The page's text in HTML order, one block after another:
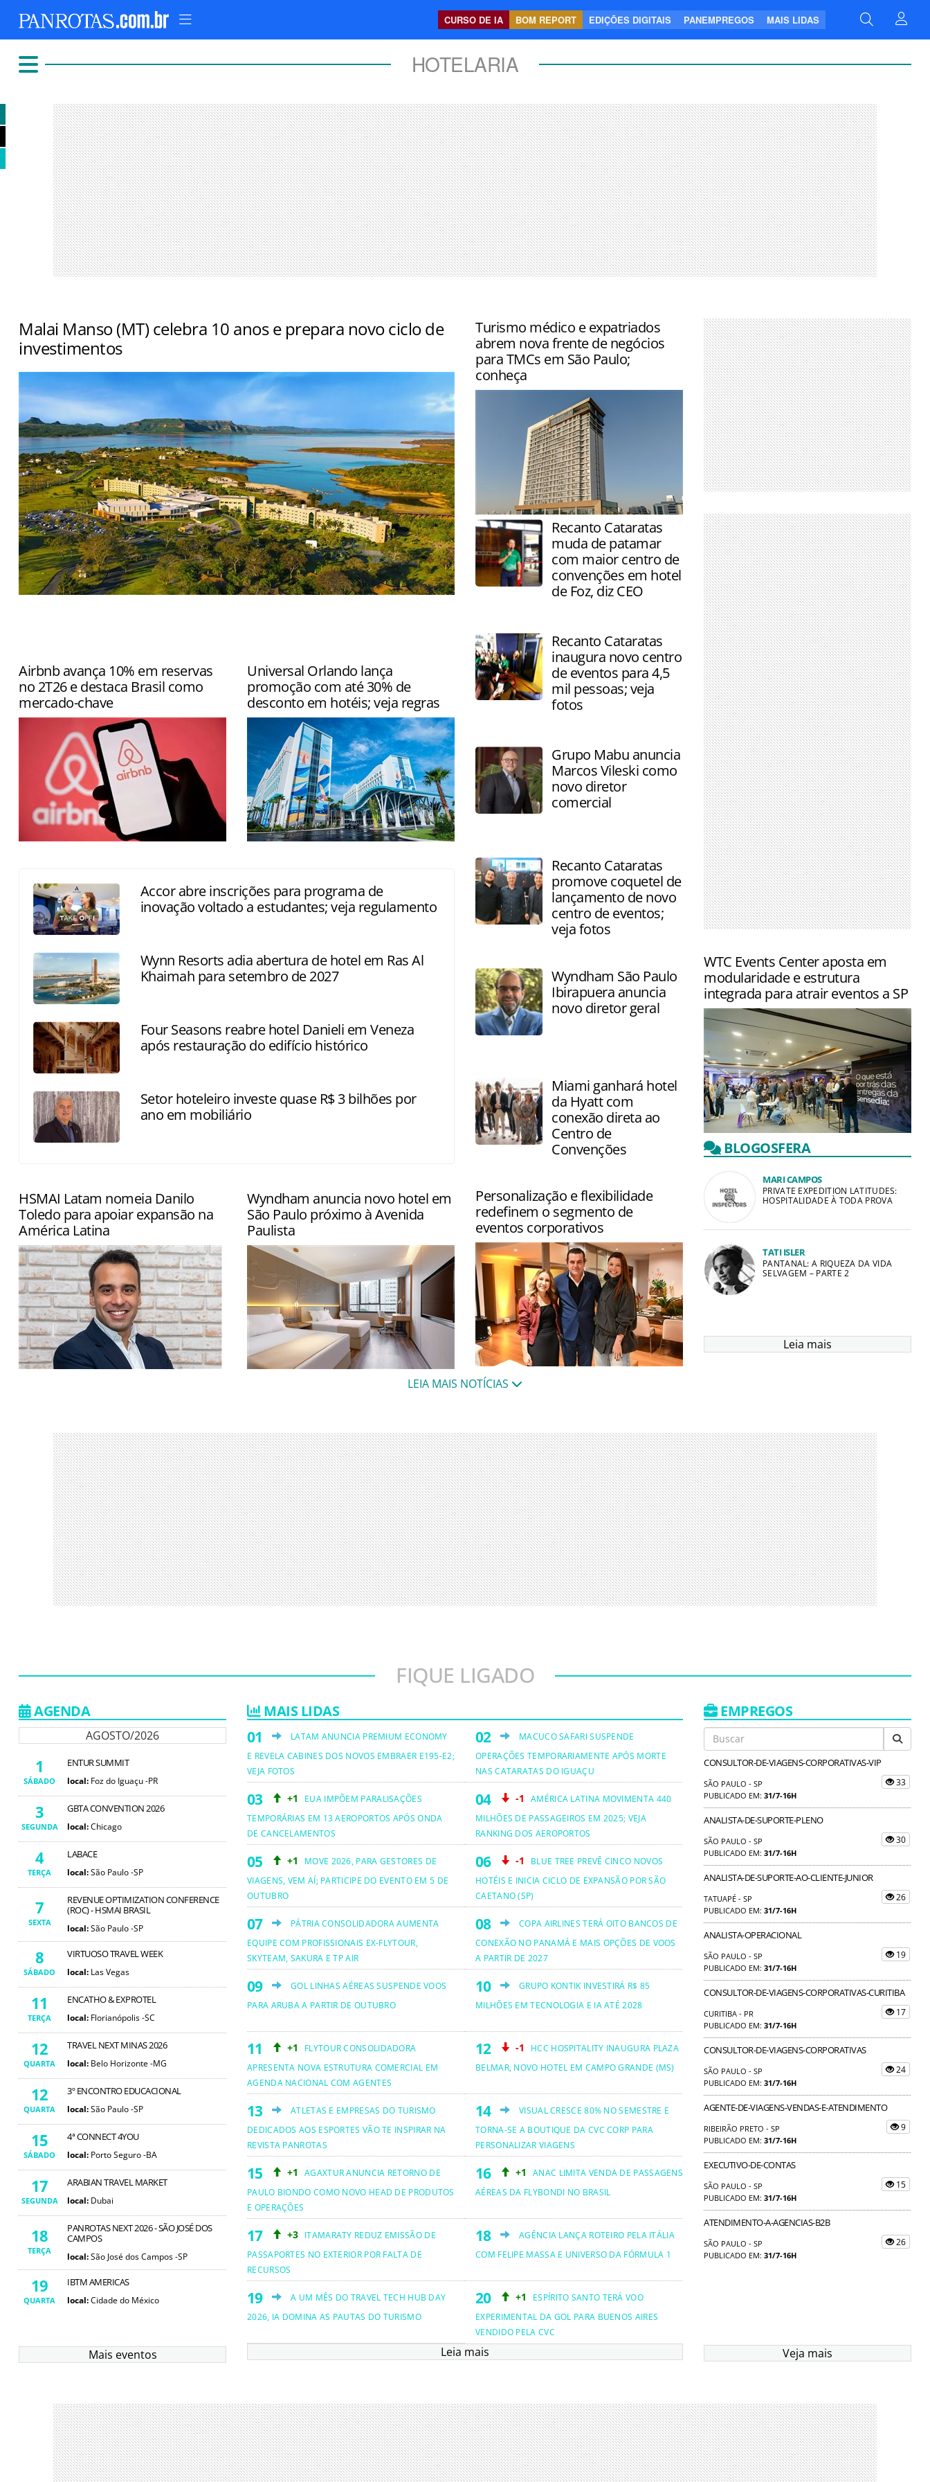
CURSO DE IA BOM REPORT EDIÇÕES DIGITAIS PANEMPREGOS MAIS LIDAS
HOTELARIA
FIQUE LIGADO
Malai Manso (MT) celebra 10 anos e prepara novo ciclo de
investimentos
Empreendimento atingiu 1,1 milhão de hóspedes e anunciou expansão do centro
de convenções
Turismo médico e expatriados
abrem nova frente de negócios
para TMCs em São Paulo;
conheça
TMCs e agências especializadas já são
responsáveis por uma parcela
importante da demanda por hospeda…
Recanto Cataratas
muda de patamar
com maior centro de
convenções em hotel
de Foz, diz CEO
Recanto Cataratas
inaugura novo centro
de eventos para 4,5
mil pessoas; veja
fotos
Airbnb avança 10% em reservas
no 2T26 e destaca Brasil como
mercado-chave
alcançando 148,3 milhões
Universal Orlando lança
promoção com até 30% de
desconto em hotéis; veja regras
Grupo Mabu anuncia
Marcos Vileski como
novo diretor
comercial
Recanto Cataratas
promove coquetel de
lançamento de novo
centro de eventos;
veja fotos
Accor abre inscrições para programa de
inovação voltado a estudantes; veja regulamento
Wynn Resorts adia abertura de hotel em Ras Al
Khaimah para setembro de 2027
Four Seasons reabre hotel Danieli em Veneza
após restauração do edifício histórico
Setor hoteleiro investe quase R$ 3 bilhões por
ano em mobiliário
WTC Events Center aposta em
modularidade e estrutura
integrada para atrair eventos a SP
Complexo na Zona Sul de São Paulo
reúne centro de eventos, hotel
Wyndham São Paulo
Ibirapuera anuncia
novo diretor geral
Miami ganhará hotel
da Hyatt com
conexão direta ao
Centro de
Convenções
BLOGOSFERA
MARI CAMPOS
PRIVATE EXPEDITION LATITUDES:
HOSPITALIDADE À TODA PROVA
TATI ISLER
PANTANAL: A RIQUEZA DA VIDA
SELVAGEM – PARTE 2
Leia mais
Personalização e flexibilidade
redefinem o segmento de
eventos corporativos
Debate promovido pelo Tivoli Mofarrej
discutiu tendências que já
HSMAI Latam nomeia Danilo
Toledo para apoiar expansão na
América Latina
Wyndham anuncia novo hotel em
São Paulo próximo à Avenida
Paulista
Empreendimento na região central da
cidade conta com estrutura para
LEIA MAIS NOTÍCIAS
FIQUE LIGADO
AGENDA
AGOSTO/2026
1
SÁBADO
ENTUR SUMMIT
local: Foz do Iguaçu -PR
3
SEGUNDA
GBTA CONVENTION 2026
local:Chicago
4
TERÇA
LABACE
local:São Paulo -SP
7
SEXTA
REVENUE OPTIMIZATION CONFERENCE
(ROC) - HSMAI BRASIL
local:São Paulo -SP
8
SÁBADO
VIRTUOSO TRAVEL WEEK
local: Las Vegas
11
TERÇA
ENCATHO & EXPROTEL
local: Florianópolis -SC
12
QUARTA
TRAVEL NEXT MINAS 2026
local: Belo Horizonte -MG
12
QUARTA
3º ENCONTRO EDUCACIONAL
local:São Paulo -SP
15
SÁBADO
4ª CONNECT 4YOU
local: Porto Seguro -BA
17
SEGUNDA
ARABIAN TRAVEL MARKET
local: Dubai
18
TERÇA
PANROTAS NEXT 2026 - SÃO JOSÉ DOS
CAMPOS
local:São José dos Campos -SP
19
QUARTA
IBTM AMERICAS
local:Cidade do México
Mais eventos
MAIS LIDAS
LATAM ANUNCIA PREMIUM ECONOMY
E REVELA CABINES DOS NOVOS EMBRAER E195-E2;
VEJA FOTOS
MACUCO SAFARI SUSPENDE
OPERAÇÕES TEMPORARIAMENTE APÓS MORTE
NAS CATARATAS DO IGUAÇU
+1
EUA IMPÕEM PARALISAÇÕES
TEMPORÁRIAS EM 13 AEROPORTOS APÓS ONDA
DE CANCELAMENTOS
-1
AMÉRICA LATINA MOVIMENTA 440
MILHÕES DE PASSAGEIROS EM 2025; VEJA
RANKING DOS AEROPORTOS
+1
MOVE 2026, PARA GESTORES DE
VIAGENS, VEM AÍ; PARTICIPE DO EVENTO EM 5 DE
OUTUBRO
-1
BLUE TREE PREVÊ CINCO NOVOS
HOTÉIS E INICIA CICLO DE EXPANSÃO POR SÃO
CAETANO (SP)
PÁTRIA CONSOLIDADORA AUMENTA
EQUIPE COM PROFISSIONAIS EX-FLYTOUR,
SKYTEAM, SAKURA E TP AIR
COPA AIRLINES TERÁ OITO BANCOS DE
CONEXÃO NO PANAMÁ E MAIS OPÇÕES DE VOOS
A PARTIR DE 2027
GOL LINHAS AÉREAS SUSPENDE VOOS
PARA ARUBA A PARTIR DE OUTUBRO
GRUPO KONTIK INVESTIRÁ R$ 85
MILHÕES EM TECNOLOGIA E IA ATÉ 2028
+1
FLYTOUR CONSOLIDADORA
APRESENTA NOVA ESTRUTURA COMERCIAL EM
AGENDA NACIONAL COM AGENTES
-1
HCC HOSPITALITY INAUGURA PLAZA
BELMAR, NOVO HOTEL EM CAMPO GRANDE (MS)
ATLETAS E EMPRESAS DO TURISMO
DEDICADOS AOS ESPORTES VÃO TE INSPIRAR NA
REVISTA PANROTAS
VISUAL CRESCE 80% NO SEMESTRE E
TORNA-SE A BOUTIQUE DA CVC CORP PARA
PERSONALIZAR VIAGENS
+1
AGAXTUR ANUNCIA RETORNO DE
PAULO BIONDO COMO NOVO HEAD DE PRODUTOS
E OPERAÇÕES
+1
ANAC LIMITA VENDA DE PASSAGENS
AÉREAS DA FLYBONDI NO BRASIL
+3 ITAMARATY REDUZ EMISSÃO DE
PASSAPORTES NO EXTERIOR POR FALTA DE
RECURSOS
AGÊNCIA LANÇA ROTEIRO PELA ITÁLIA
COM FELIPE MASSA E UNIVERSO DA FÓRMULA 1
A UM MÊS DO TRAVEL TECH HUB DAY
2026, IA DOMINA AS PAUTAS DO TURISMO
+1
ESPÍRITO SANTO TERÁ VOO
EXPERIMENTAL DA GOL PARA BUENOS AIRES
VENDIDO PELA CVC
Leia mais
EMPREGOS
CONSULTOR-DE-VIAGENS-CORPORATIVAS-VIP
SÃO PAULO - SP
PUBLICADO EM: 31/7-16H
33
ANALISTA-DE-SUPORTE-PLENO
SÃO PAULO - SP
PUBLICADO EM: 31/7-16H
30
ANALISTA-DE-SUPORTE-AO-CLIENTE-JUNIOR
TATUAPÉ - SP
PUBLICADO EM: 31/7-16H
26
ANALISTA-OPERACIONAL
SÃO PAULO - SP
PUBLICADO EM: 31/7-16H
19
CONSULTOR-DE-VIAGENS-CORPORATIVAS-CURITIBA
CURITIBA - PR
PUBLICADO EM: 31/7-16H
17
CONSULTOR-DE-VIAGENS-CORPORATIVAS
SÃO PAULO - SP
PUBLICADO EM: 31/7-16H
24
AGENTE-DE-VIAGENS-VENDAS-E-ATENDIMENTO
RIBEIRÃO PRETO - SP
PUBLICADO EM: 31/7-16H
9
EXECUTIVO-DE-CONTAS
SÃO PAULO - SP
PUBLICADO EM: 31/7-16H
15
ATENDIMENTO-A-AGENCIAS-B2B
SÃO PAULO - SP
PUBLICADO EM: 31/7-16H
26
Veja mais